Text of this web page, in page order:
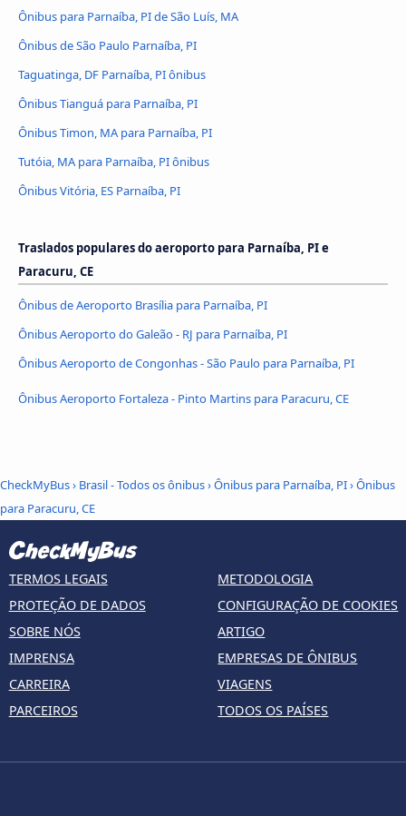
Ônibus para Parnaíba, PI de São Luís, MA
Ônibus de São Paulo Parnaíba, PI
Taguatinga, DF Parnaíba, PI ônibus
Ônibus Tianguá para Parnaíba, PI
Ônibus Timon, MA para Parnaíba, PI
Tutóia, MA para Parnaíba, PI ônibus
Ônibus Vitória, ES Parnaíba, PI
Traslados populares do aeroporto para Parnaíba, PI e
Paracuru, CE
Ônibus de Aeroporto Brasília para Parnaíba, PI
Ônibus Aeroporto do Galeão - RJ para Parnaíba, PI
Ônibus Aeroporto de Congonhas - São Paulo para Parnaíba, PI
Ônibus Aeroporto Fortaleza - Pinto Martins para Paracuru, CE
CheckMyBus› Brasil - Todos os ônibus›Ônibus para Parnaíba, PI›Ônibus
para Paracuru, CE
TERMOS LEGAIS
PROTEÇÃO DE DADOS
SOBRE NÓS
IMPRENSA
CARREIRA
PARCEIROS
METODOLOGIA
CONFIGURAÇÃO DE COOKIES
ARTIGO
EMPRESAS DE ÔNIBUS
VIAGENS
TODOS OS PAÍSES